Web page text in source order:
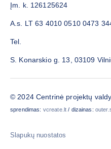
Įm. k. 126125624
A.s. LT 63 4010 0510 0473
Tel.
S. Konarskio g. 13, 03109
© 2024 Centrinė projektų
sprendimas: vcreate.lt / dizainas:
Slapukų nuostatos